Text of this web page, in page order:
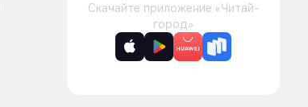
Скачайте приложение «Читай-
город»